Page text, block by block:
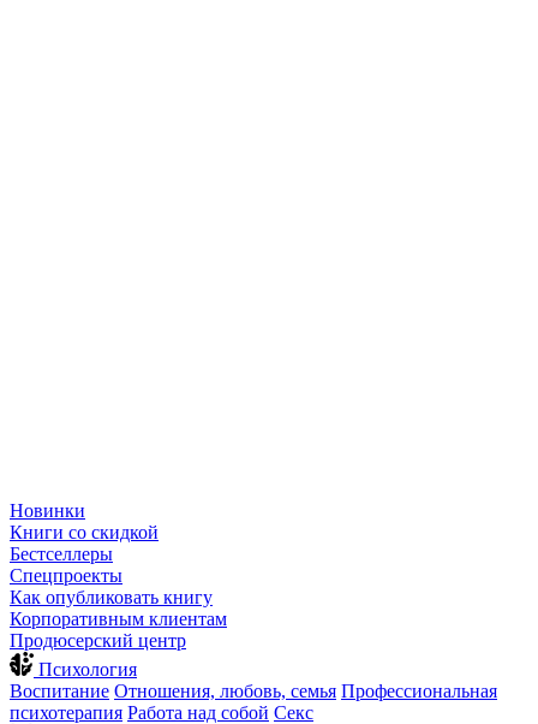
Новинки
Книги со скидкой
Бестселлеры
Спецпроекты
Как опубликовать книгу
Корпоративным клиентам
Продюсерский центр
Психология
Воспитание Отношения, любовь, семья Профессиональная
психотерапия Работа над собой Секс